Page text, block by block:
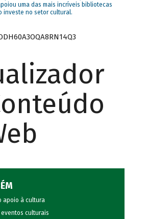
uma das mais incríveis bibliotecas
investe no setor cultural.
apoio à cultura
eventos culturais